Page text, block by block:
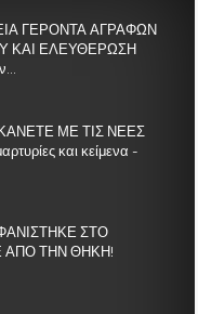
ΓΕΡΟΝΤΑ ΑΓΡΑΦΩΝ
ΚΑΙ ΕΛΕΥΘΕΡΩΣΗ
ΜΕ ΤΙΣ ΝΕΕΣ
και κείμενα -
ΣΤΟ
ΑΠΟ ΤΗΝ ΘΗΚΗ!